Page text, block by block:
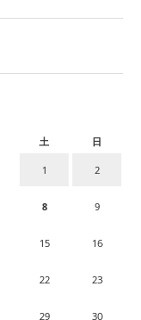
土 日
1 2
8 9
15 16
22 23
29 30